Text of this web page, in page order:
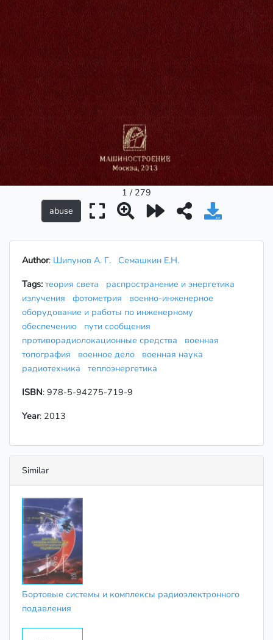
1 / 279
Author: Шипунов А. Г.
Семашкин Е.Н.
Tags: теория света
распространение и энергетика
излучения
фотометрия
военно-инженерное
оборудование и работы по инженерному
обеспечению
пути сообщения
противорадиолокационные средства
военная
топография
военное дело
военная наука
радиотехника
теплоэнергетика
ISBN: 978-5-94275-719-9
Year: 2013
Similar
Бортовые системы и комплексы радиоэлектронного
подавления